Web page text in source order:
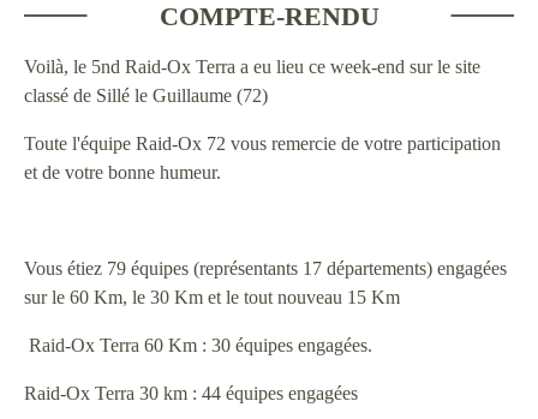
COMPTE-RENDU
Voilà, le 5nd Raid-Ox Terra a eu lieu ce week-end sur le site
classé de Sillé le Guillaume (72)
Toute l'équipe Raid-Ox 72 vous remercie de votre participation
et de votre bonne humeur.
Vous étiez 79 équipes (représentants 17 départements) engagées
sur le 60 Km, le 30 Km et le tout nouveau 15 Km
Raid-Ox Terra 60 Km : 30 équipes engagées.
Raid-Ox Terra 30 km : 44 équipes engagées